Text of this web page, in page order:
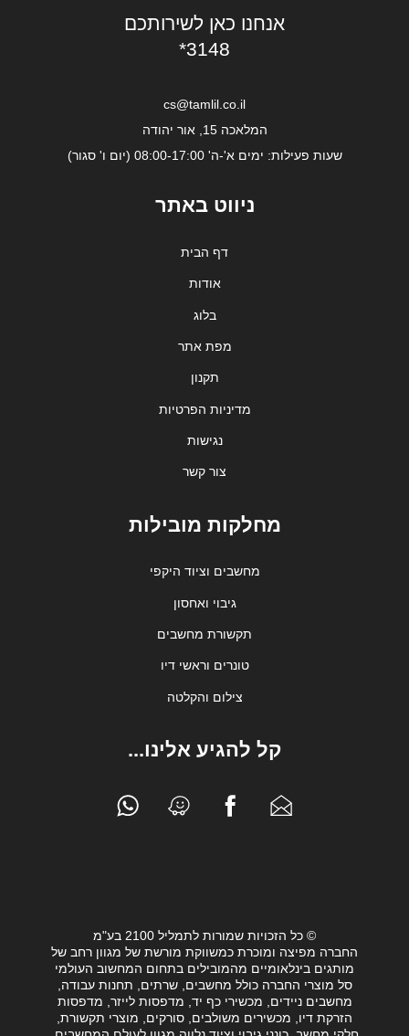
אנחנו כאן לשירותכם
*3148
cs@tamlil.co.il
המלאכה 15, אור יהודה
שעות פעילות: ימים א'-ה' 08:00-17:00 (יום ו' סגור)
ניווט באתר
דף הבית
אודות
בלוג
מפת אתר
תקנון
מדיניות הפרטיות
נגישות
צור קשר
מחלקות מובילות
מחשבים וציוד היקפי
גיבוי ואחסון
תקשורת מחשבים
טונרים וראשי דיו
צילום והקלטה
קל להגיע אלינו...
© כל הזכויות שמורות לתמליל 2100 בע"מ
החברה מפיצה ומוכרת כמשווקת מורשת של מגוון רחב של
מותגים בינלאומיים מהמובילים בתחום המחשוב העולמי
סל מוצרי החברה כולל מחשבים, שרתים, תחנות עבודה,
מחשבים ניידים, מכשירי כף יד, מדפסות לייזר, מדפסות
הזרקת דיו, מכשירים משולבים, סורקים, מוצרי תקשורת,